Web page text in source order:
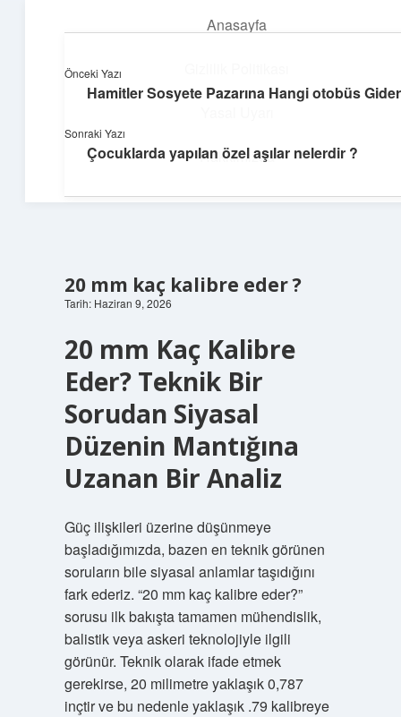
Anasayfa
Hakkımızda
Üretim ve İlham
Yaratıcı projelerle dünyanı inşa et!
20 mm kaç kalibre eder ?
Tarih: Haziran 9, 2026
20 mm Kaç Kalibre
Eder? Teknik Bir
Sorudan Siyasal
Düzenin Mantığına
Uzanan Bir Analiz
Güç ilişkileri üzerine düşünmeye
başladığımızda, bazen en teknik görünen
soruların bile siyasal anlamlar taşıdığını
fark ederiz. “20 mm kaç kalibre eder?”
sorusu ilk bakışta tamamen mühendislik,
balistik veya askeri teknolojiyle ilgili
görünür. Teknik olarak ifade etmek
gerekirse, 20 milimetre yaklaşık 0,787
inçtir ve bu nedenle yaklaşık .79 kalibreye
Önceki Yazı
Hamitler Sosyete Pazarına Hangi otobüs
Sonraki Yazı
Çocuklarda yapılan özel aşılar nelerdir ?